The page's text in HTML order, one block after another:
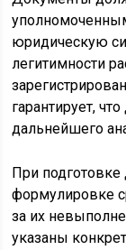
юридическую
легитимности
гарантирует,
дальнейшего
При подготовке
формулировке
за их
указаны